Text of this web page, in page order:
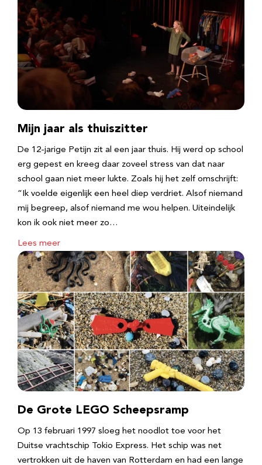
Mijn jaar als thuiszitter
De 12-jarige Petijn zit al een jaar thuis. Hij werd op school
erg gepest en kreeg daar zoveel stress van dat naar
school gaan niet meer lukte. Zoals hij het zelf omschrijft:
“Ik voelde eigenlijk een heel diep verdriet. Alsof niemand
mij begreep, alsof niemand me wou helpen. Uiteindelijk
kon ik ook niet meer zo…
Lees meer
De Grote LEGO Scheepsramp
Op 13 februari 1997 sloeg het noodlot toe voor het
Duitse vrachtschip Tokio Express. Het schip was net
vertrokken uit de haven van Rotterdam en had een lange